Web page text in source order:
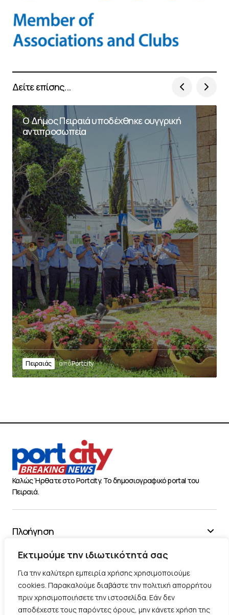
Εκτιμούμε την ιδιωτικότητά σας
Για την καλύτερη εμπειρία χρήσης χρησιμοποιούμε
cookies. Παρακαλούμε διαβάστε την πολιτική απορρήτου
πριν χρησιμοποιήσετε την ιστοσελίδα. Εάν δεν
αποδέχεστε τους παρόντες όρους, μην κάνετε χρήση της
Δείτε επίσης...
Ο Δήμος Πειραιά υποδέχθηκε ουγγρική
αντιπροσωπεία
Πειραιάς απόPortcity
Καλώς Ήρθατε στο Portcity. Το δημοσιογραφικό portal του
Πειραιά.
Πλοήγηση
Χρήσιμα
Διάφορα
Ακολουθήστε μας